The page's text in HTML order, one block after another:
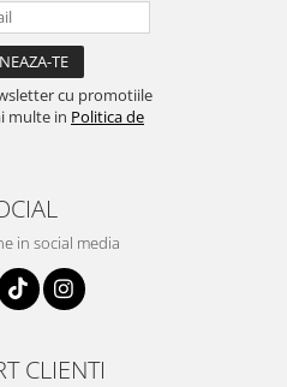
cu promotiile
multe in Politica de
in social media
CLIENTI